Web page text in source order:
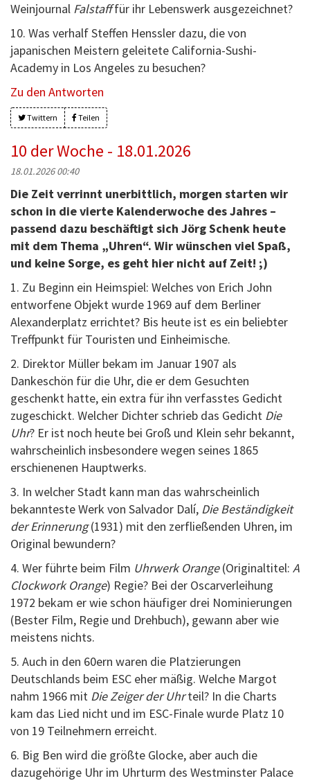
Weinjournal Falstafffür ihr Lebenswerk ausgezeichnet?
10. Was verhalf Steffen Henssler dazu, die von
japanischen Meistern geleitete California-Sushi-
Academy in Los Angeles zu besuchen?
Zu den Antworten
Twittern Teilen
10 der Woche - 18.01.2026
18.01.2026 00:40
Die Zeit verrinnt unerbittlich, morgen starten wir
schon in die vierte Kalenderwoche des Jahres –
passend dazu beschäftigt sich Jörg Schenk heute
mit dem Thema „Uhren“. Wir wünschen viel Spaß,
und keine Sorge, es geht hier nicht auf Zeit! ;)
1. Zu Beginn ein Heimspiel: Welches von Erich John
entworfene Objekt wurde 1969 auf dem Berliner
Alexanderplatz errichtet? Bis heute ist es ein beliebter
Treffpunkt für Touristen und Einheimische.
2. Direktor Müller bekam im Januar 1907 als
Dankeschön für die Uhr, die er dem Gesuchten
geschenkt hatte, ein extra für ihn verfasstes Gedicht
zugeschickt. Welcher Dichter schrieb das Gedicht Die
Uhr? Er ist noch heute bei Groß und Klein sehr bekannt,
wahrscheinlich insbesondere wegen seines 1865
erschienenen Hauptwerks.
3. In welcher Stadt kann man das wahrscheinlich
bekannteste Werk von Salvador Dalí, Die Beständigkeit
der Erinnerung(1931) mit den zerfließenden Uhren, im
Original bewundern?
4. Wer führte beim Film Uhrwerk Orange(Originaltitel: A
Clockwork Orange) Regie? Bei der Oscarverleihung
1972 bekam er wie schon häufiger drei Nominierungen
(Bester Film, Regie und Drehbuch), gewann aber wie
meistens nichts.
5. Auch in den 60ern waren die Platzierungen
Deutschlands beim ESC eher mäßig. Welche Margot
nahm 1966 mit Die Zeiger der Uhrteil? In die Charts
kam das Lied nicht und im ESC-Finale wurde Platz 10
von 19 Teilnehmern erreicht.
6. Big Ben wird die größte Glocke, aber auch die
dazugehörige Uhr im Uhrturm des Westminster Palace